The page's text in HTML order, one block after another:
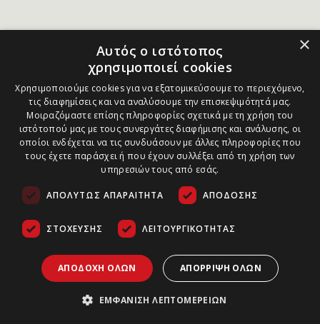
×
Αυτός ο ιστότοπος
χρησιμοποιεί cookies
Χρησιμοποιούμε cookies για να εξατομικεύσουμε το περιεχόμενο,
τις διαφημίσεις και να αναλύσουμε την επισκεψιμότητά μας.
Μοιραζόμαστε επίσης πληροφορίες σχετικά με τη χρήση του
ιστότοπού μας με τους συνεργάτες διαφήμισης και ανάλυσης, οι
οποίοι ενδέχεται να τις συνδυάσουν με άλλες πληροφορίες που
τους έχετε παράσχει ή που έχουν συλλέξει από τη χρήση των
υπηρεσιών τους από εσάς.
ΑΠΟΛΎΤΩΣ ΑΠΑΡΑΊΤΗΤΑ ΑΠΌΔΟΣΗΣ
ΣΤΌΧΕΥΣΗΣ ΛΕΙΤΟΥΡΓΙΚΌΤΗΤΑΣ
ΑΠΟΔΟΧΉ ΌΛΩΝ ΑΠΌΡΡΙΨΗ ΌΛΩΝ
ΕΜΦΆΝΙΣΗ ΛΕΠΤΟΜΕΡΕΙΏΝ